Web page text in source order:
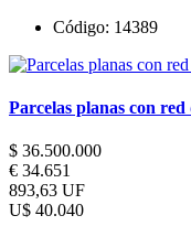
Código: 14389
Parcelas planas con
$ 36.500.000
€ 34.651
893,63 UF
U$ 40.040